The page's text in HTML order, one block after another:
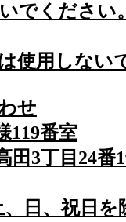
でくださ
使用しない
せ
119番室
田3丁目24番
、日、祝日を